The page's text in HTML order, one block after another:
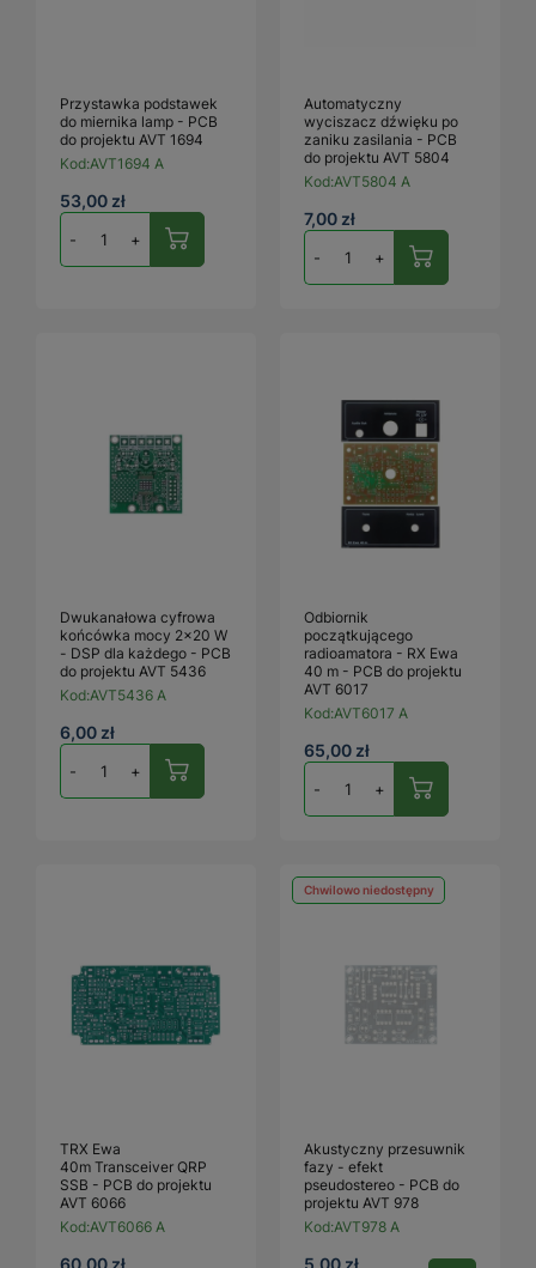
Przystawka podstawek
do miernika lamp - PCB
do projektu AVT 1694
Kod:AVT1694 A
53,00 zł
- +
Automatyczny
wyciszacz dźwięku po
zaniku zasilania - PCB
do projektu AVT 5804
Kod:AVT5804 A
7,00 zł
- +
Dwukanałowa cyfrowa
końcówka mocy 2x20 W
- DSP dla każdego - PCB
do projektu AVT 5436
Kod:AVT5436 A
6,00 zł
- +
Odbiornik
początkującego
radioamatora - RX Ewa
40 m - PCB do projektu
AVT 6017
Kod:AVT6017 A
65,00 zł
- +
TRX Ewa
40m Transceiver QRP
SSB - PCB do projektu
AVT 6066
Kod:AVT6066 A
60,00 zł
Chwilowo niedostępny
Akustyczny przesuwnik
fazy - efekt
pseudostereo - PCB do
projektu AVT 978
Kod:AVT978 A
5,00 zł